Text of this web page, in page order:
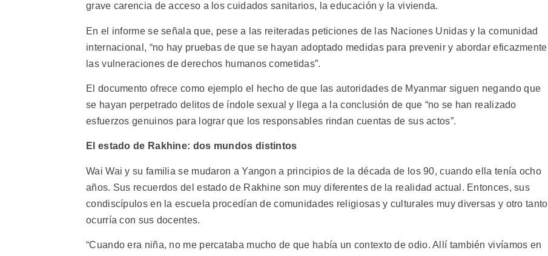
grave carencia de acceso a los cuidados sanitarios, la educación y la vivienda.
En el informe se señala que, pese a las reiteradas peticiones de las Naciones Unidas y la comunidad
internacional, “no hay pruebas de que se hayan adoptado medidas para prevenir y abordar eficazmente
las vulneraciones de derechos humanos cometidas”.
El documento ofrece como ejemplo el hecho de que las autoridades de Myanmar siguen negando que
se hayan perpetrado delitos de índole sexual y llega a la conclusión de que “no se han realizado
esfuerzos genuinos para lograr que los responsables rindan cuentas de sus actos”.
El estado de Rakhine: dos mundos distintos
Wai Wai y su familia se mudaron a Yangon a principios de la década de los 90, cuando ella tenía ocho
años. Sus recuerdos del estado de Rakhine son muy diferentes de la realidad actual. Entonces, sus
condiscípulos en la escuela procedían de comunidades religiosas y culturales muy diversas y otro tanto
ocurría con sus docentes.
“Cuando era niña, no me percataba mucho de que había un contexto de odio. Allí también vivíamos en